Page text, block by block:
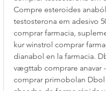
Compre esteroides
testosterona em adesivo
comprar farmacia,
kur winstrol comprar
dianabol en la farmacia.
vægttab comprare anavar
comprar primobolan